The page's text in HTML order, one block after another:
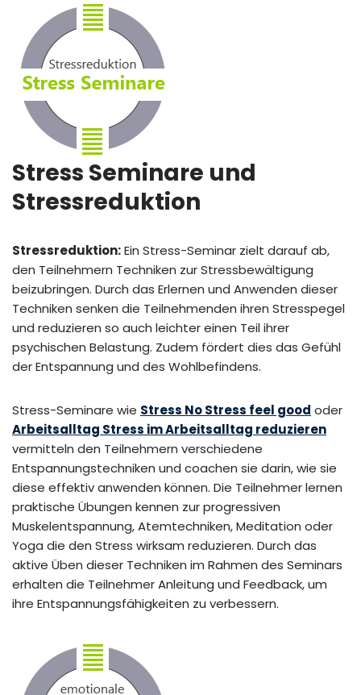
Stress Seminare und
Stressreduktion
Stressreduktion:Ein Stress-Seminar zielt darauf ab,
den Teilnehmern Techniken zur Stressbewältigung
beizubringen. Durch das Erlernen und Anwenden dieser
Techniken senken die Teilnehmenden ihren Stresspegel
und reduzieren so auch leichter einen Teil ihrer
psychischen Belastung. Zudem fördert dies das Gefühl
der Entspannung und des Wohlbefindens.
Stress-Seminare wie Stress No Stress feel good oder
Arbeitsalltag Stress im Arbeitsalltag reduzieren
vermitteln den Teilnehmern verschiedene
Entspannungstechniken und coachen sie darin, wie sie
diese effektiv anwenden können. Die Teilnehmer lernen
praktische Übungen kennen zur progressiven
Muskelentspannung, Atemtechniken, Meditation oder
Yoga die den Stress wirksam reduzieren. Durch das
aktive Üben dieser Techniken im Rahmen des Seminars
erhalten die Teilnehmer Anleitung und Feedback, um
ihre Entspannungsfähigkeiten zu verbessern.